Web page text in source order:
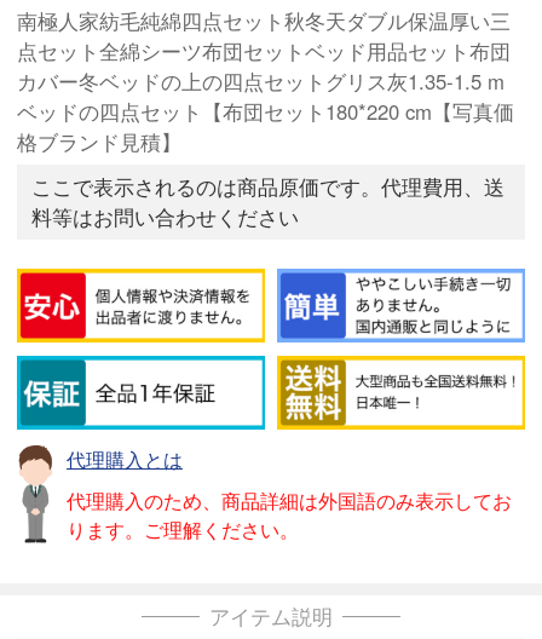
南極人家紡毛純綿四点セット秋冬天ダブル保温厚い三
点セット全綿シーツ布団セットベッド用品セット布団
カバー冬ベッドの上の四点セットグリス灰1.35-1.5 m
ベッドの四点セット【布団セット180*220 cm【写真価
格ブランド見積】
ここで表示されるのは商品原価です。代理費用、送
料等はお問い合わせください
代理購入とは
代理購入のため、商品詳細は外国語のみ表示してお
ります。ご理解ください。
アイテム説明